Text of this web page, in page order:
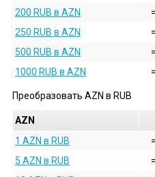
200 RUB в AZN
=
250 RUB в AZN
=
500 RUB в AZN
=
1000 RUB в AZN
=
Преобразовать AZN в RUB
AZN
1 AZN в RUB
=
5 AZN в RUB
=